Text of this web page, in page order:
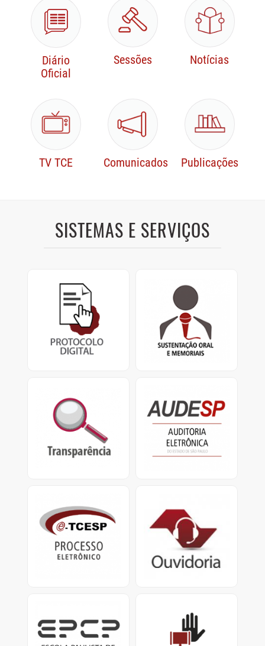
Jurisprudência
Legislação e normas
Diário
Oficial
Sessões Notícias
TV TCE Comunicados Publicações
SISTEMAS E SERVIÇOS
Cadastre e consulte
documentos enviados ao
TCESP.
Memoriais
Sustentações orais dos
defensores
e apresentação de
memoriais.
Portal da Transparência
do TCESP e Portal da
Transparência Municipal
O Sistema de Auditoria
Eletrônica visa coletar
dados das entidades
jurisdicionadas.
Sistema de Processo
Eletrônico
Ouvidoria do
TCESP: Central de
Atendimento
0800.800.7575
Escola Paulista de
Contas Públicas
Impedimentos de
Contrato / Licitação,